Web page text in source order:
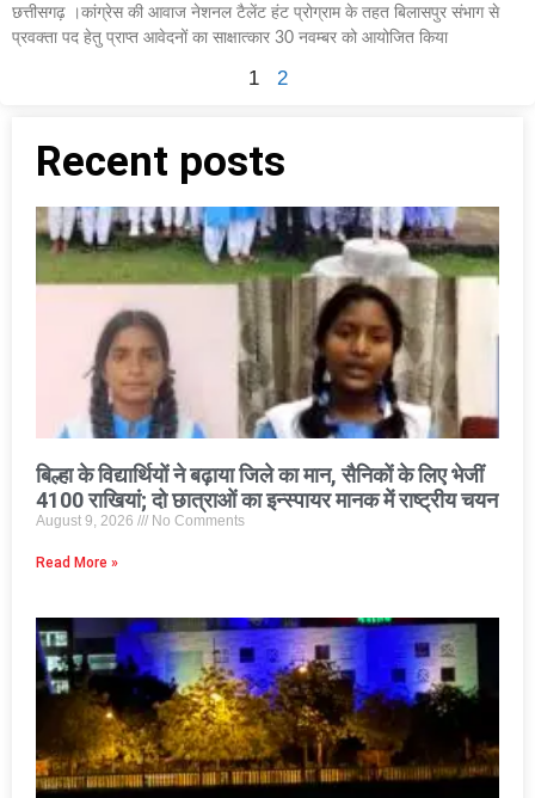
छत्तीसगढ़ ।कांग्रेस की आवाज नेशनल टैलेंट हंट प्रोग्राम के तहत बिलासपुर संभाग से
प्रवक्ता पद हेतु प्राप्त आवेदनों का साक्षात्कार 30 नवम्बर को आयोजित किया
1 2
Recent posts
बिल्हा के विद्यार्थियों ने बढ़ाया जिले का मान, सैनिकों के लिए भेजीं
4100 राखियां; दो छात्राओं का इन्स्पायर मानक में राष्ट्रीय चयन
August 9, 2026 No Comments
Read More »